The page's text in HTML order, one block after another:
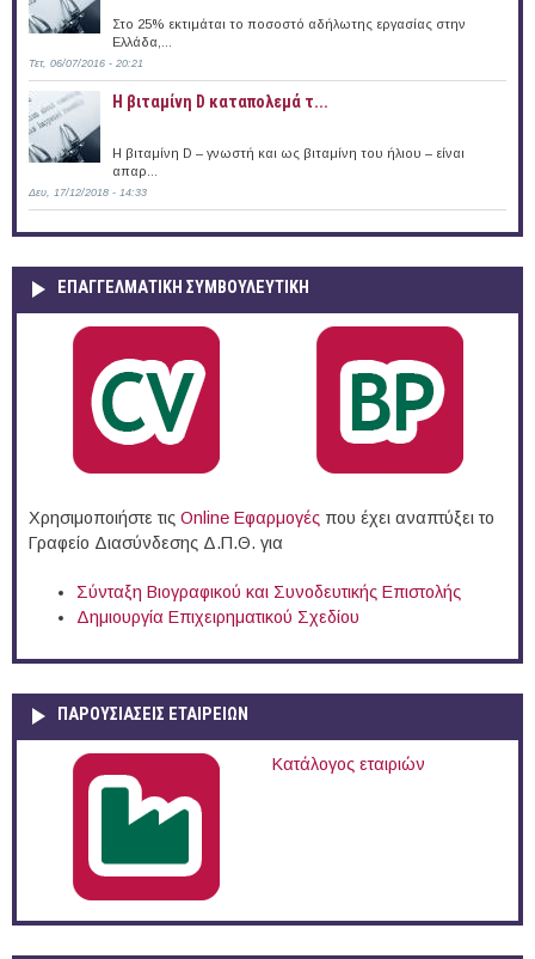
Στο 25% εκτιμάται το ποσοστό αδήλωτης εργασίας στην
Ελλάδα,...
Τετ, 06/07/2016 - 20:21
Η βιταμίνη D καταπολεμά τ...
Η βιταμίνη D – γνωστή και ως βιταμίνη του ήλιου – είναι
απαρ...
Δευ, 17/12/2018 - 14:33
ΕΠΑΓΓΕΛΜΑΤΙΚΉ ΣΥΜΒΟΥΛΕΥΤΙΚΉ
Χρησιμοποιήστε τις Online Eφαρμογές που έχει αναπτύξει το
Γραφείο Διασύνδεσης Δ.Π.Θ. για
Σύνταξη Βιογραφικού και Συνοδευτικής Επιστολής
Δημιουργία Επιχειρηματικού Σχεδίου
ΠΑΡΟΥΣΙΆΣΕΙΣ ΕΤΑΙΡΕΙΏΝ
Κατάλογος εταιριών